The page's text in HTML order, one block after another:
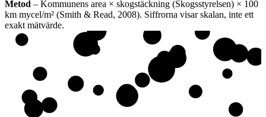
Metod – Kommunens area × skogstäckning (Skogsstyrelsen) × 100
km mycel/m² (Smith & Read, 2008). Siffrorna visar skalan, inte ett
exakt mätvärde.